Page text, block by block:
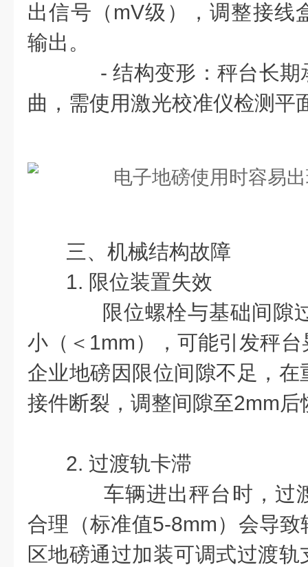
出信号（mV级），调整接线
输出。
- 结构变形：秤台长期
曲，需使用激光校准仪检测平
三、机械结构故障
1. 限位装置失效
限位螺栓与基础间隙
小（＜1mm），可能引发秤
企业地磅因限位间隙不足，
接件断裂，调整间隙至2mm后
2. 过渡轨卡滞
车辆进出秤台时，过
合理（标准值5-8mm）会导
区地磅通过加装可调式过渡